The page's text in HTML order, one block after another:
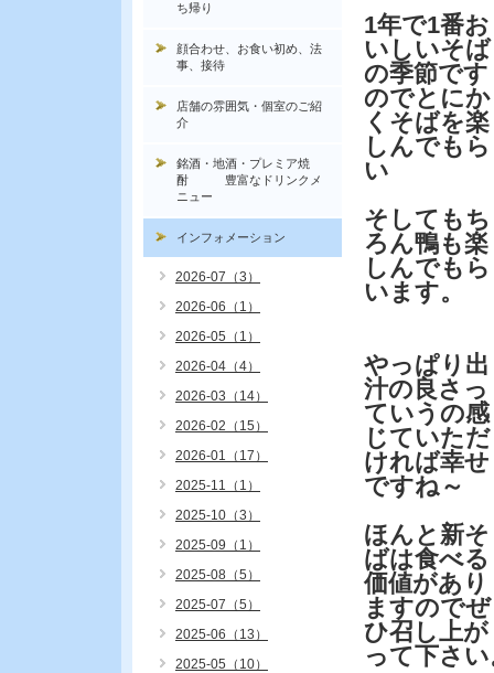
1年で1番お
いしいそば
の季節です
のでとにか
くそばを楽
しんでもら
い
そしてもち
ろん鴨も楽
しんでもら
います。
やっぱり出
汁の良さっ
ていうの感
じていただ
ければ幸せ
ですね～
ほんと新そ
ばは食べる
価値があり
ますのでぜ
ひ召し上が
って下さ
ち帰り
顔合わせ、お食い初め、法
事、接待
店舗の雰囲気・個室のご紹
介
銘酒・地酒・プレミア焼
酎 豊富なドリンクメ
ニュー
インフォメーション
2026-07（3）
2026-06（1）
2026-05（1）
2026-04（4）
2026-03（14）
2026-02（15）
2026-01（17）
2025-11（1）
2025-10（3）
2025-09（1）
2025-08（5）
2025-07（5）
2025-06（13）
2025-05（10）